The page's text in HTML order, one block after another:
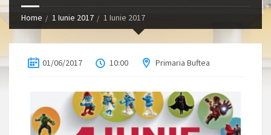
Home 1 Iunie 2017 1 Iunie 2017
01/06/2017 10:00 Primaria Buftea